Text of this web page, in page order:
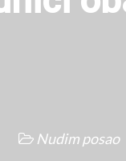
Nudim posao